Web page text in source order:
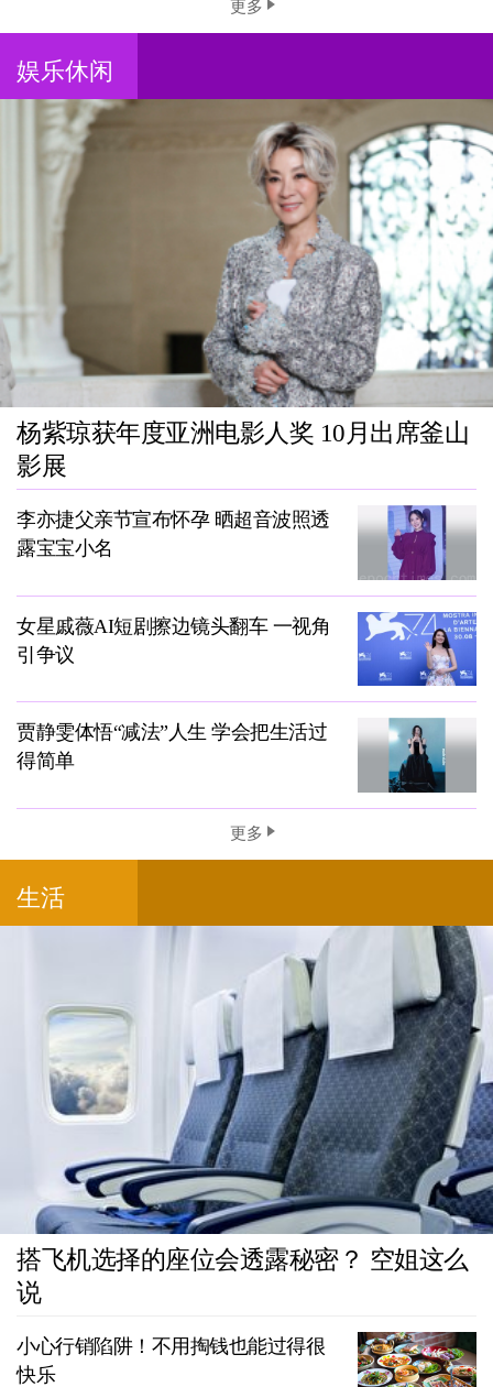
更多
娱乐休闲
杨紫琼获年度亚洲电影人奖 10月出席釜山
影展
李亦捷父亲节宣布怀孕 晒超音波照透
露宝宝小名
女星戚薇AI短剧擦边镜头翻车 一视角
引争议
贾静雯体悟“减法”人生 学会把生活过
得简单
更多
生活
搭飞机选择的座位会透露秘密？ 空姐这么
说
小心行销陷阱！不用掏钱也能过得很
快乐